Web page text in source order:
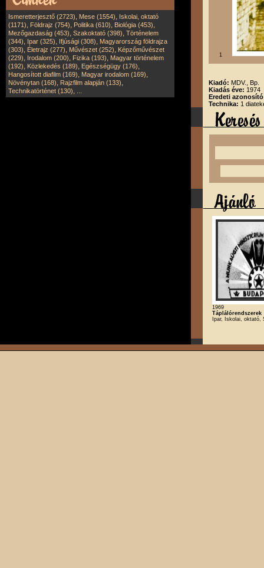
Ismeretterjesztő (2723), Mese (1554), Iskolai, oktató
(1171), Földrajz (754), Politika (610), Biológia (453),
Mezőgazdaság (453), Szakoktató (398), Történelem
(344), Ipar (325), Ifjúsági (308), Magyarország földrajza
(303), Életrajz (277), Művészet (252), Képzőművészet
(229), Irodalom (200), Fizika (193), Magyar történelem
(192), Közlekedés (189), Egészségügy (176),
Hangosított diafilm (169), Magyar irodalom (169),
Növénytan (168), Rajzfilm alapján (133),
Technikatörténet (130),
1
Kiadó: MDV., Bp.
Kiadás éve: 1974
Eredeti
Technika: 1
1969
Táplálórendszerek
Ipar, Iskolai, oktató,